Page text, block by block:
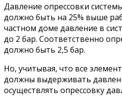
Давление опрессовки
должно быть на 25% выше
частном доме давление в
до 2 бар. Соответственно
должно быть 2,5 бар.
Но, учитывая, что все
должны выдерживать
осуществлять опрессовку